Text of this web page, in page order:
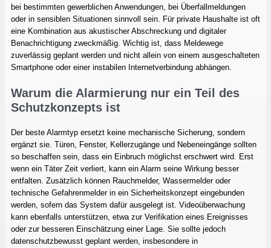
bei bestimmten gewerblichen Anwendungen, bei Überfallmeldungen
oder in sensiblen Situationen sinnvoll sein. Für private Haushalte ist oft
eine Kombination aus akustischer Abschreckung und digitaler
Benachrichtigung zweckmäßig. Wichtig ist, dass Meldewege
zuverlässig geplant werden und nicht allein von einem ausgeschalteten
Smartphone oder einer instabilen Internetverbindung abhängen.
Warum die Alarmierung nur ein Teil des
Schutzkonzepts ist
Der beste Alarmtyp ersetzt keine mechanische Sicherung, sondern
ergänzt sie. Türen, Fenster, Kellerzugänge und Nebeneingänge sollten
so beschaffen sein, dass ein Einbruch möglichst erschwert wird. Erst
wenn ein Täter Zeit verliert, kann ein Alarm seine Wirkung besser
entfalten. Zusätzlich können Rauchmelder, Wassermelder oder
technische Gefahrenmelder in ein Sicherheitskonzept eingebunden
werden, sofern das System dafür ausgelegt ist. Videoüberwachung
kann ebenfalls unterstützen, etwa zur Verifikation eines Ereignisses
oder zur besseren Einschätzung einer Lage. Sie sollte jedoch
datenschutzbewusst geplant werden, insbesondere in